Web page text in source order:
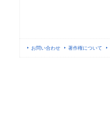
お問い合わせ 著作権について